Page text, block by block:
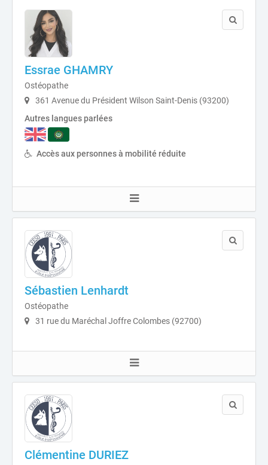
Essrae GHAMRY
Ostéopathe
361 Avenue du Président Wilson Saint-Denis (93200)
Autres langues parlées
Accès aux personnes à mobilité réduite
Sébastien Lenhardt
Ostéopathe
31 rue du Maréchal Joffre Colombes (92700)
Clémentine DURIEZ